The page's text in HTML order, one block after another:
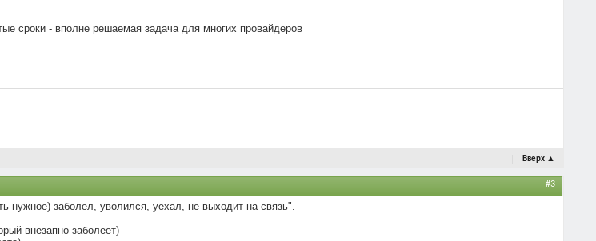
сроки - вполне решаемая задача для многих провайдеров
Вверх ▲
#3
нужное) заболел, уволился, уехал, не выходит на связь".
внезапно заболеет)